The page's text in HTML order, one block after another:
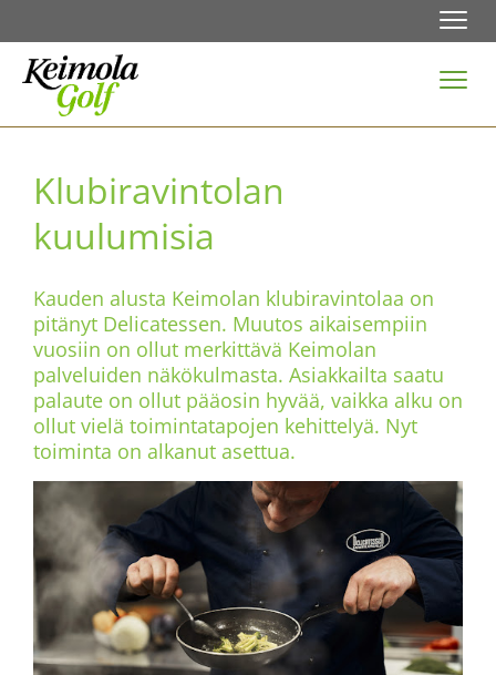
Klubiravintolan
kuulumisia
Kauden alusta Keimolan klubiravintolaa on
pitänyt Delicatessen. Muutos aikaisempiin
vuosiin on ollut merkittävä Keimolan
palveluiden näkökulmasta. Asiakkailta saatu
palaute on ollut pääosin hyvää, vaikka alku on
ollut vielä toimintatapojen kehittelyä. Nyt
toiminta on alkanut asettua.​​​​​​​